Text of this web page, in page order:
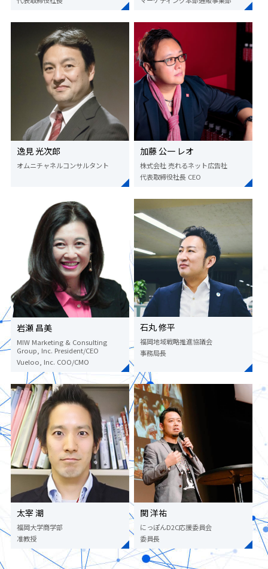
逸見 光次郎
オムニチャネルコンサルタント
加藤 公一 レオ
株式会社 売れるネット広告社
代表取締役社長 CEO
岩瀬 昌美
MIW Marketing & Consulting
Group, Inc. President/CEO
Vueloo, Inc. COO/CMO
石丸 修平
福岡地域戦略推進協議会
事務局長
太宰 潮
福岡大学商学部
准教授
関 洋祐
にっぽんD2C応援委員会
委員長